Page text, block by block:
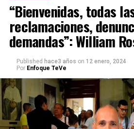
“Bienvenidas, todas
reclamaciones,
demandas”: William
Published hace3 años on 12 enero, 2024
Por Enfoque TeVe